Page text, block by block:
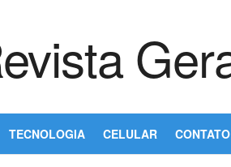
TECNOLOGIA CELULAR CONTATO